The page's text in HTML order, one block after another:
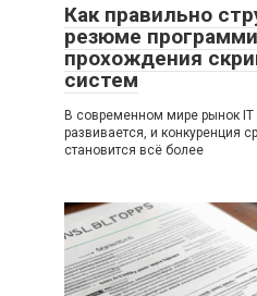
Как правильно
резюме
прохождения
систем
В современном мире рынок IT
развивается, и конкуренция
становится всё более